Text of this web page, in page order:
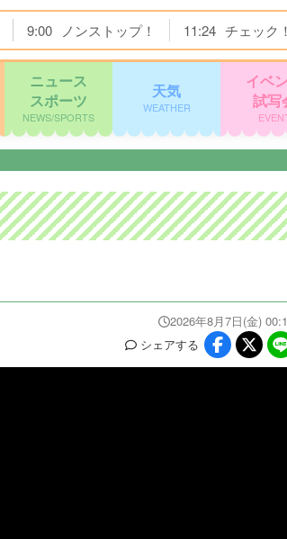
9:00 ノンストップ！ 11:24 チェック
ニュース
スポーツ
NEWS/SPORTS
天気
WEATHER
イベ
試写
2026年8月7日(金)
シェアする